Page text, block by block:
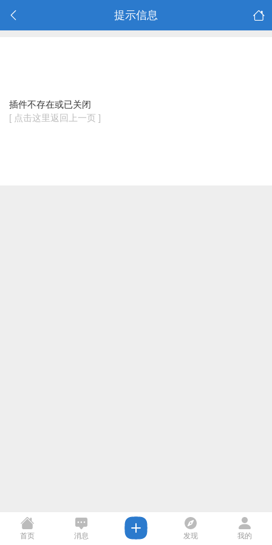
提示信息
插件不存在或已关闭
[ 点击这里返回上一页 ]
首页 消息 发现 我的